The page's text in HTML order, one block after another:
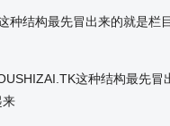
种结构最先冒出来的就是
这种结构最先
来